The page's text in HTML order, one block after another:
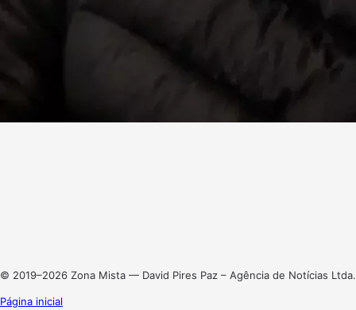
© 2019–2026 Zona Mista — David Pires Paz – Agência de Notícias Ltda.
Página inicial